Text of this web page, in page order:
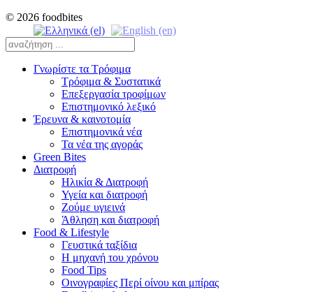
© 2026 foodbites
Γνωρίστε τα Τρόφιμα
Τρόφιμα & Συστατικά
Επεξεργασία τροφίμων
Επιστημονικό λεξικό
Έρευνα & καινοτομία
Επιστημονικά νέα
Τα νέα της αγοράς
Green Bites
Διατροφή
Ηλικία & Διατροφή
Υγεία και διατροφή
Ζούμε υγιεινά
Άθληση και διατροφή
Food & Lifestyle
Γευστικά ταξίδια
Η μηχανή του χρόνου
Food Tips
Οινογραφίες Περί οίνου και μπίρας